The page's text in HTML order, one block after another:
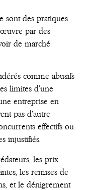
sont des pratiques
par des
de marché
comme abusifs
limites d’une
entreprise en
pas d’autre
effectifs ou
injustifiés.
les prix
les remises de
et le dénigrement